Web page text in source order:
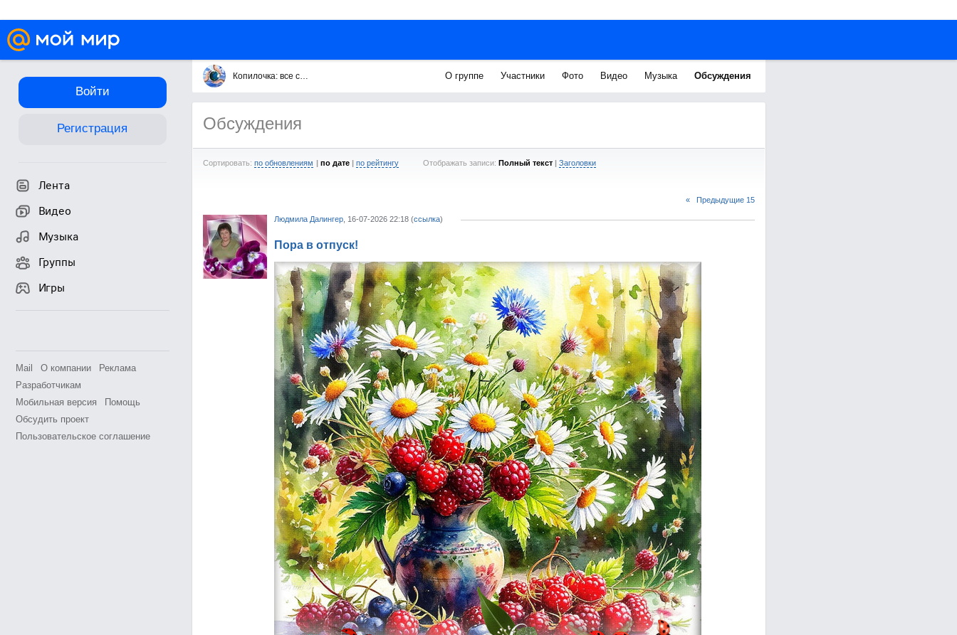
Войти
Регистрация
Лента
Видео
Музыка
Группы
Игры
Mail О компании
Реклама
Разработчикам
Мобильная версия
Помощь
Обсудить проект
Пользовательское соглашение
Копилочка: все самое интересное,полезное, красивое!!! О группе Участники Фото Видео Музыка Обсуждения
Обсуждения
Сортировать: по обновлениям | по дате | по рейтингу Отображать записи: Полный текст | Заголовки
« Предыдущие 15
Людмила Далингер, 16-07-2026 22:18 (ссылка)
Пора в отпуск!